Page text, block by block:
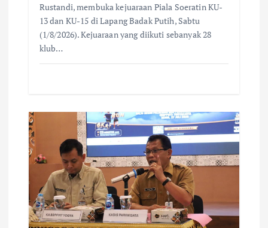
Rustandi, membuka kejuaraan Piala Soeratin KU-
13 dan KU-15 di Lapang Badak Putih, Sabtu
(1/8/2026). Kejuaraan yang diikuti sebanyak 28
klub…